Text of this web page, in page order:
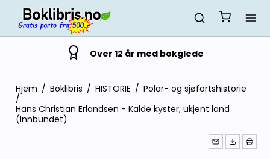
Over 12 år med bokglede
Hjem / Boklibris / HISTORIE / Polar- og sjøfartshistorie
/
Hans Christian Erlandsen - Kalde kyster, ukjent land
(Innbundet)